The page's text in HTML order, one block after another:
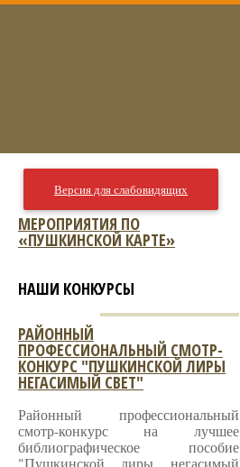
Версия для слабовидящих
МЕРОПРИЯТИЯ ПО
«ПУШКИНСКОЙ КАРТЕ»
НАШИ КОНКУРСЫ
РАЙОННЫЙ
ПРОФЕССИОНАЛЬНЫЙ СМОТР-
КОНКУРС "ПУШКИНСКОЙ ЛИРЫ
НЕГАСИМЫЙ СВЕТ"
Районный профессиональный
смотр-конкурс на лучшее
библиографическое пособие
"Пушкинской лиры негасимый